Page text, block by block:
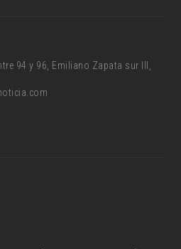
94 y 96, Emiliano Zapata sur lll,